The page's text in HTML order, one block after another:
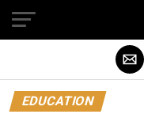
EDUCATION